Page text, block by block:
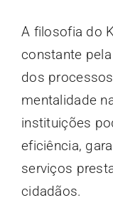
A filosofia do
constante
dos
mentalidade
instituições
eficiência,
serviços
cidadãos.